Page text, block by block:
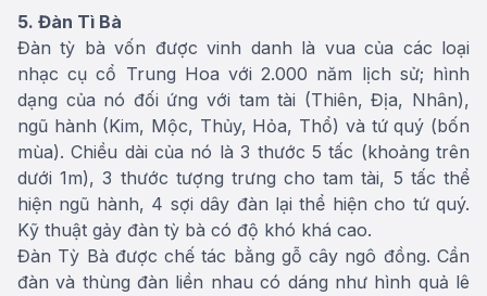
5. Đàn Tì Bà
Đàn tỳ bà vốn được vinh danh là vua của các loại
nhạc cụ cổ Trung Hoa với 2.000 năm lịch sử; hình
dạng của nó đối ứng với tam tài (Thiên, Địa, Nhân),
ngũ hành (Kim, Mộc, Thủy, Hỏa, Thổ) và tứ quý (bốn
mùa). Chiều dài của nó là 3 thước 5 tấc (khoảng trên
dưới 1m), 3 thước tượng trưng cho tam tài, 5 tấc thể
hiện ngũ hành, 4 sợi dây đàn lại thể hiện cho tứ quý.
Kỹ thuật gảy đàn tỳ bà có độ khó khá cao.
Đàn Tỳ Bà được chế tác bằng gỗ cây ngô đồng. Cần
đàn và thùng đàn liền nhau có dáng như hình quả lê